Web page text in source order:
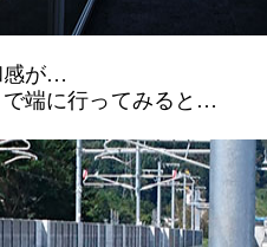
感が…
で端に行ってみると…